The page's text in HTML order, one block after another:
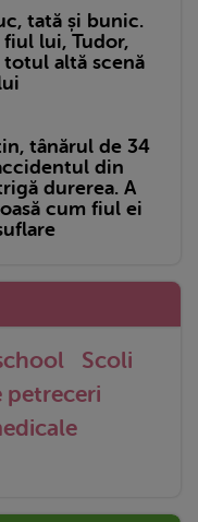
tată și bunic.
lui, Tudor,
totul altă scenă
tânărul de 34
din
durerea. A
cum fiul ei
Scoli
petreceri